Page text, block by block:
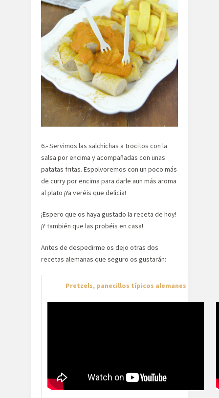
6.- Servimos las salchichas a trocitos con la
salsa por encima y acompañadas con unas
patatas fritas. Espolvoremos con un poco más
de curry por encima para darle aun más aroma
al plato ¡Ya veréis que delicia!
¡Espero que os haya gustado la receta de hoy!
¡Y también que las probéis en casa!
Antes de despedirme os dejo otras dos
recetas alemanas que seguro os gustarán:
Pretzels, panecillos típicos alemanes